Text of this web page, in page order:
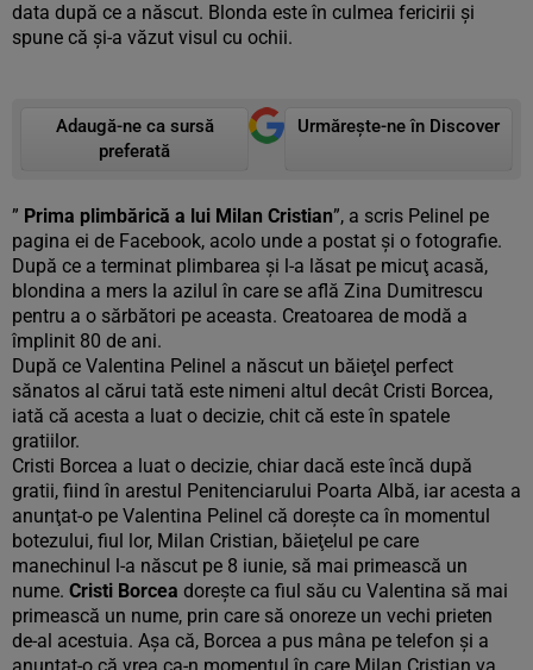
data după ce a născut. Blonda este în culmea fericirii şi
spune că şi-a văzut visul cu ochii.
Adaugă-ne ca sursă
preferată
Urmărește-ne în Discover
” Prima plimbărică a lui Milan Cristian”, a scris Pelinel pe
pagina ei de Facebook, acolo unde a postat şi o fotografie.
După ce a terminat plimbarea şi l-a lăsat pe micuţ acasă,
blondina a mers la azilul în care se află Zina Dumitrescu
pentru a o sărbători pe aceasta. Creatoarea de modă a
împlinit 80 de ani.
După ce Valentina Pelinel a născut un băieţel perfect
sănatos al cărui tată este nimeni altul decât Cristi Borcea,
iată că acesta a luat o decizie, chit că este în spatele
gratiilor.
Cristi Borcea a luat o decizie, chiar dacă este încă după
gratii, fiind în arestul Penitenciarului Poarta Albă, iar acesta a
anunţat-o pe Valentina Pelinel că doreşte ca în momentul
botezului, fiul lor, Milan Cristian, băieţelul pe care
manechinul l-a născut pe 8 iunie, să mai primească un
nume. Cristi Borcea doreşte ca fiul său cu Valentina să mai
primească un nume, prin care să onoreze un vechi prieten
de-al acestuia. Aşa că, Borcea a pus mâna pe telefon şi a